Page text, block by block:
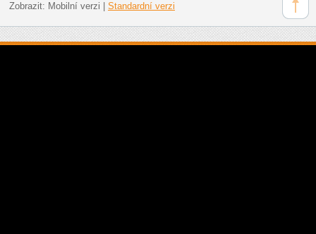
Zobrazit: Mobilní verzi Standardní verzi